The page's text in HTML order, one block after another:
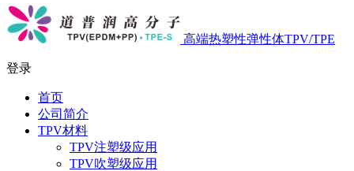
高端热塑性弹性体TPV/TPE
登录
首页
公司简介
TPV材料
TPV注塑级应用
TPV吹塑级应用